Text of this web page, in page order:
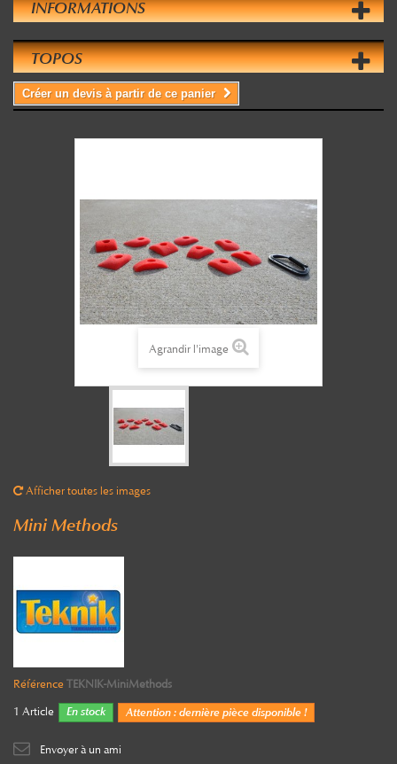
INFORMATIONS
TOPOS
Créer un devis à partir de ce panier
Agrandir l'image
Afficher toutes les images
Mini Methods
RéférenceTEKNIK-MiniMethods
1 Article En stock Attention : dernière pièce disponible !
Envoyer à un ami